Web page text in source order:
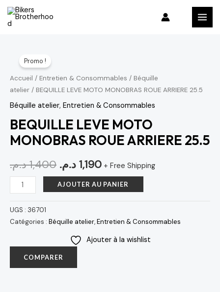
Aller
Promo !
Accueil / Entretien & Consommables / Béquille
atelier / BEQUILLE LEVE MOTO MONOBRAS ROUE ARRIERE 25.5
Béquille atelier, Entretien & Consommables
BEQUILLE LEVE MOTO
MONOBRAS ROUE ARRIERE 25.5
1,400 د.م.
prix
initial
était :
1,400 د.م..
1,190 د.م.
prix
actuel
1,190 د.م..
+ Free Shipping
BEQUILLE
LEVE
MOTO
MONOBRAS
ROUE
ARRIERE
AJOUTER AU PANIER
UGS : 36701
Catégories : Béquille atelier,Entretien & Consommables
Ajouter à la wishlist
COMPARER